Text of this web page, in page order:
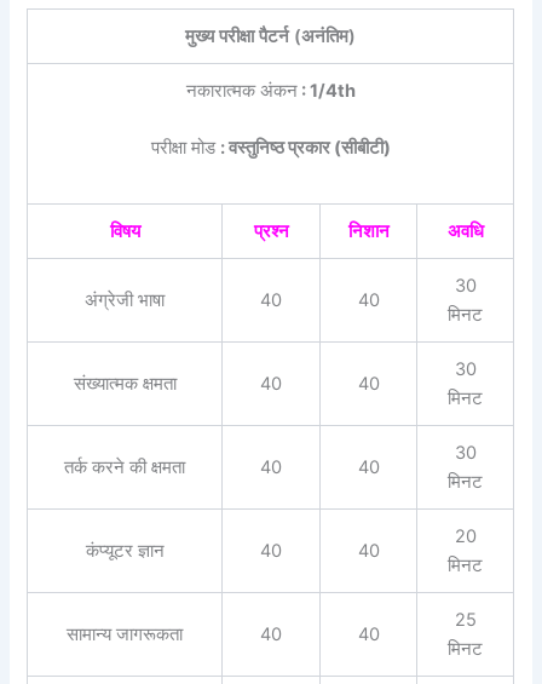
मुख्य परीक्षा पैटर्न (अनंतिम)
नकारात्मक अंकन: 1/4th
परीक्षा मोड : वस्तुनिष्ठ प्रकार (सीबीटी)
विषय प्रश्न निशान अवधि
अंग्रेजी भाषा 40 40
30
मिनट
संख्यात्मक क्षमता 40 40
30
मिनट
तर्क करने की क्षमता 40 40
30
मिनट
कंप्यूटर ज्ञान 40 40
20
मिनट
सामान्य जागरूकता 40 40
25
मिनट